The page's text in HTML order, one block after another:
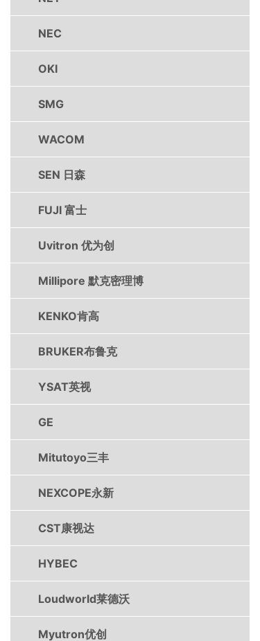
NEC
OKI
SMG
WACOM
SEN 日森
FUJI 富士
Uvitron 优为创
Millipore 默克密理博
KENKO肯高
BRUKER布鲁克
YSAT英视
GE
Mitutoyo三丰
NEXCOPE永新
CST康视达
HYBEC
Loudworld莱德沃
Myutron优创